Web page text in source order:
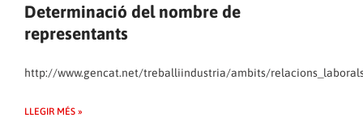
Determinació del nombre de
representants
http://www.gencat.net/treballiindustria/ambits/
LLEGIR MÉS »